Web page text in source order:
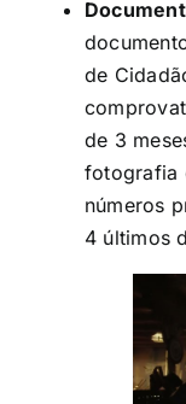
de
de 3
fotografia
números
4 últimos